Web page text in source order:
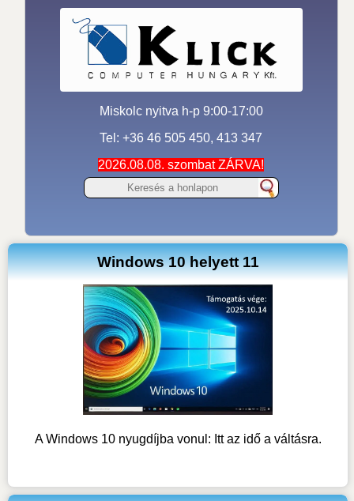
Miskolc nyitva h-p 9:00-17:00
Tel: +36 46 505 450, 413 347
2026.08.08. szombat ZÁRVA!
Windows 10 helyett 11
A Windows 10 nyugdíjba vonul: Itt az idő a váltásra.